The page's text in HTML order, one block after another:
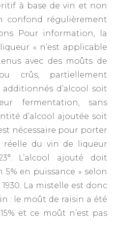
à base de vin et non
confond régulièrement
Pour information, la
« n’est applicable
avec des moûts de
crûs, partiellement
d’alcool soit
fermentation, sans
d’alcool ajoutée soit
nécessaire pour porter
réelle du vin de liqueur
L’alcool ajouté doit
en puissance » selon
La mistelle est donc
: le moût de raisin a été
et ce moût n’est pas